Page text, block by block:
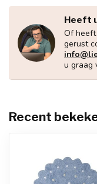
Heeft
Of heeft
gerust
u graag
Recent